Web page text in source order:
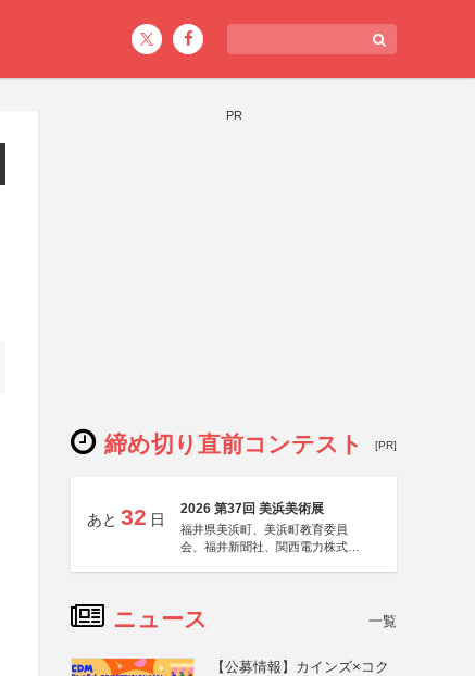
PR
締め切り直前コンテスト [PR]
あと 32 日
2026 第37回 美浜美術展
福井県美浜町、美浜町教育委員
会、福井新聞社、関西電力株式会
ニュース 一覧
【公募情報】カインズ×コク